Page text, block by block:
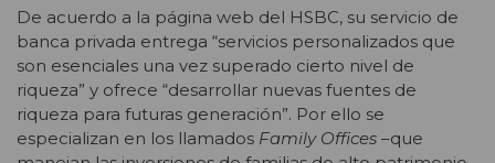
De acuerdo a la página web del HSBC, su servicio de
banca privada entrega “servicios personalizados que
son esenciales una vez superado cierto nivel de
riqueza” y ofrece “desarrollar nuevas fuentes de
riqueza para futuras generación”. Por ello se
especializan en los llamados Family Offices –que